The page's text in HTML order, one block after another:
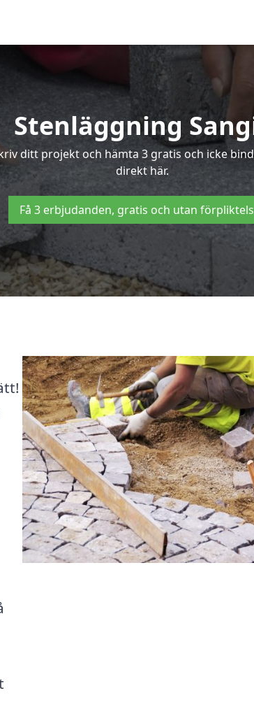
Stenläggning
ditt projekt och hämta 3 gratis och icke
direkt här.
Få 3 erbjudanden, gratis och utan